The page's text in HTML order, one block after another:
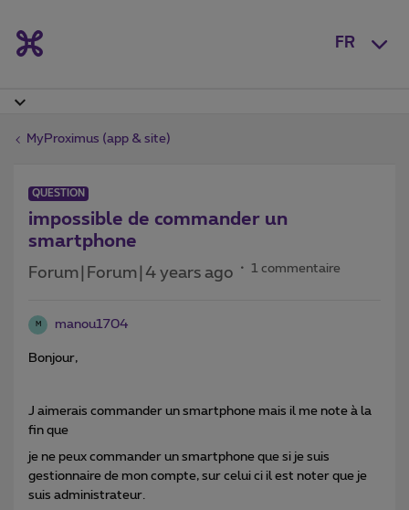
FR
MyProximus (app & site)
QUESTION
impossible de commander un
smartphone
Forum|Forum|4 years ago 1 commentaire
M manou1704
Bonjour,
J aimerais commander un smartphone mais il me note à la
fin que
je ne peux commander un smartphone que si je suis
gestionnaire de mon compte, sur celui ci il est noter que je
suis administrateur.